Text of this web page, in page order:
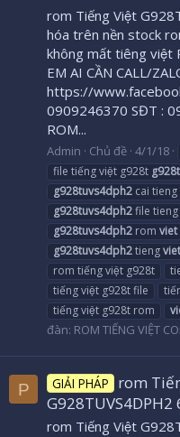
rom Tiếng Việt
hóa trên nền stock
không mất tiêng việt
EM AI CẦN CALL/
https://
0909246370 SĐT :
ROM...
Admin Chủ đề 4/1/18
file tiếng việt g928t
g928tuvs4dph2 cai tieng
g928tuvs4dph2file tieng
g928tuvs4dph2 rom viet
g928tuvs4dph2tiengviet
rom tiếng việt g928t
tiếng việt g928t file
tiếng việt g928t rom
đàn: ROM TIẾNG VIỆT
P GIẢI PHÁP
rom
G928TUVS4DPH2
rom Tiếng Việt